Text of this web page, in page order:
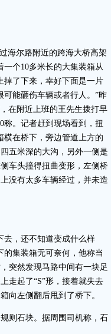
尔路附近的跨海大桥高架
一个10多米长的大集装箱从
掉了下来，幸好下面是一片
可能砸伤车辆或者行人。”昨
在附近上班的王先生拨打早
称。记者赶到现场看到，扭
横在桥下，旁边管道上方的
五米深的大沟，另外一侧是
车头撞得扭曲变形，左侧桥
没有太多车辆经过，并未造
，还不知道变成什么样
的集装箱无可奈何，他称当
突然发现马路中间有一块足
走起了“S”形，接着就失去
向左侧翻后甩到了桥下。
则石块。据周围司机称，石